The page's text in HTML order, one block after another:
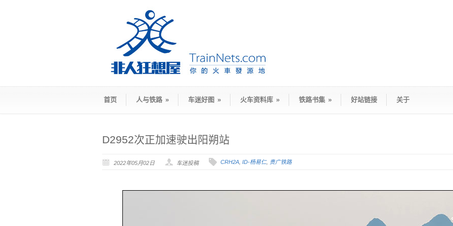
首页 人与铁路 » 车迷好图 » 火车资料库 » 铁路书集 » 好站链接 关于
D2952次正加速驶出阳朔站
2022年05月02日 车迷投稿 CRH2A ID-杨易仁, 贵广铁路